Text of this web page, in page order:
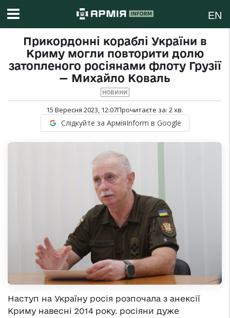
EN
Прикордонні кораблі України в
Криму могли повторити долю
затопленого росіянами флоту Грузії
— Михайло Коваль
НОВИНИ
15 Вересня 2023, 12:07Прочитаєте за: 2хв.
Слідкуйте за АрміяInform в Google
Наступ на Україну росія розпочала з анексії
Криму навесні 2014 року. росіяни дуже